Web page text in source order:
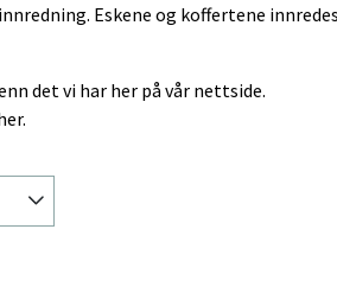
Eskene og koffertene
det vi har her på vår nettside.